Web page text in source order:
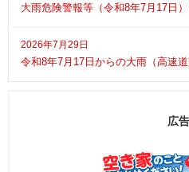
大雨危険警報等（令和8年7月17日
2026年7月29日
令和8年7月17日からの大雨（高速道
広告